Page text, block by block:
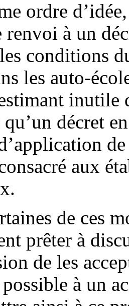
ordre
renvoi à un
conditions
les auto-
inutile
qu’un décret
aux
de ces
prêter à
de les
à un